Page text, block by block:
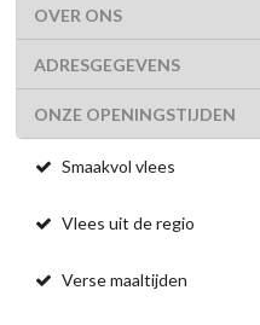
OVER ONS
ADRESGEGEVENS
ONZE OPENINGSTIJDEN
Smaakvol vlees
Vlees uit de regio
Verse maaltijden